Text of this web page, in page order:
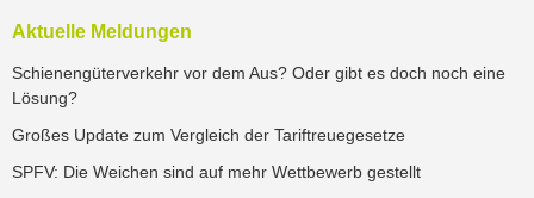
Aktuelle Meldungen
Schienengüterverkehr vor dem Aus? Oder gibt es doch noch eine
Lösung?
Großes Update zum Vergleich der Tariftreuegesetze
SPFV: Die Weichen sind auf mehr Wettbewerb gestellt